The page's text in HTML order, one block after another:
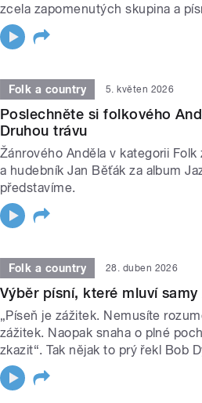
zcela zapomenutých skupina a
Folk a country 5. květen 2026
Poslechněte si folkového
Druhou trávu
Žánrového Anděla v kategorii
a hudebník Jan Běťák za album
představíme.
Folk a country 28. duben 2026
Výběr písní, které mluví samy
„Píseň je zážitek. Nemusíte
zážitek. Naopak snaha o plné
zkazit“. Tak nějak to prý řekl Bob